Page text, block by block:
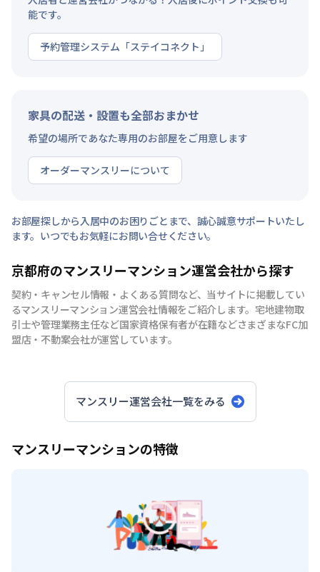
能です。
予約管理システム「ステイコネクト」
家具の配送・設置も全部おまかせ
希望の場所であなた専用のお部屋をご用意します
オーダーマンスリーについて
お部屋探しから入居中のお困りごとまで、誠心誠意サポートいたし
ます。いつでもお気軽にお問い合せください。
京都府のマンスリーマンション運営会社から探す
契約・キャンセル情報・よくある質問など、当サイトに掲載してい
るマンスリーマンション運営会社情報をご紹介します。宅地建物取
引士や管理業務主任など国家資格保有者が在籍などさまざまなFC加
盟店・不動案会社が運営しています。
マンスリー運営会社一覧をみる
マンスリーマンションの特徴